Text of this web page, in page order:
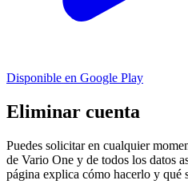
Disponible en Google Play
Eliminar cuenta
Puedes solicitar en cualquier
de Vario One y de todos los datos
página explica cómo hacerlo y qué